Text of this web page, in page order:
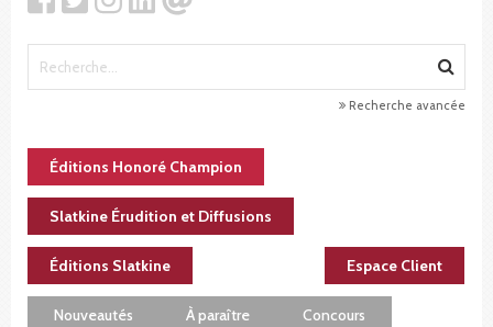
Recherche avancée
Éditions Honoré Champion
Slatkine Érudition et Diffusions
Éditions Slatkine Espace Client
Nouveautés À paraître Concours